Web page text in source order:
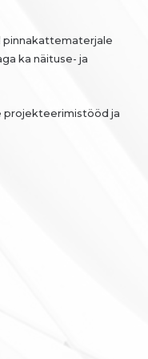
pinnakattematerjale
ka näituse- ja
projekteerimistööd ja